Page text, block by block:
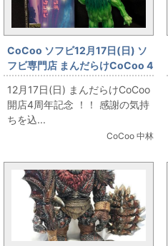
CoCoo ソフビ12月17日(日) ソ
フビ専門店 まんだらけCoCoo 4
周年記念 「SwimmyDesignLab
ロマンティック ソフトビニール
コレクション マタンゴ 5期」
12月17日(日) まんだらけCoCoo
開店4周年記念 ！！ 感謝の気持
ちを込...
CoCoo 中林